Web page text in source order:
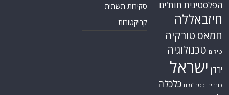
הפלסטינית חות'ים
חיזבאללה
חמאס טורקיה
טילים טכנולוגיה
ירדן ישראל
כורדים כטב"מים כלכלה
סקירות תשתית
קריקטורות